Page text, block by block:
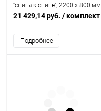
''спина к спине'', 2200 x 800 мм
(R5KFRE2280M)
21 429,14 руб. / комплект
Подробнее